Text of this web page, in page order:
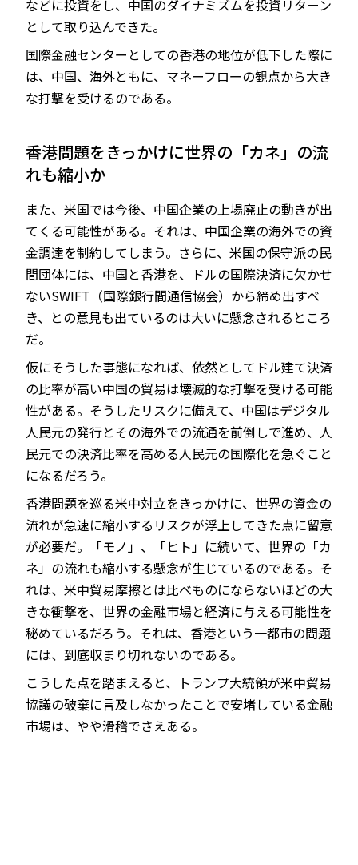
などに投資をし、中国のダイナミズムを投資リターン
として取り込んできた。
国際金融センターとしての香港の地位が低下した際に
は、中国、海外ともに、マネーフローの観点から大き
な打撃を受けるのである。
香港問題をきっかけに世界の「カネ」の流
れも縮小か
また、米国では今後、中国企業の上場廃止の動きが出
てくる可能性がある。それは、中国企業の海外での資
金調達を制約してしまう。さらに、米国の保守派の民
間団体には、中国と香港を、ドルの国際決済に欠かせ
ないSWIFT（国際銀行間通信協会）から締め出すべ
き、との意見も出ているのは大いに懸念されるところ
だ。
仮にそうした事態になれば、依然としてドル建て決済
の比率が高い中国の貿易は壊滅的な打撃を受ける可能
性がある。そうしたリスクに備えて、中国はデジタル
人民元の発行とその海外での流通を前倒しで進め、人
民元での決済比率を高める人民元の国際化を急ぐこと
になるだろう。
香港問題を巡る米中対立をきっかけに、世界の資金の
流れが急速に縮小するリスクが浮上してきた点に留意
が必要だ。「モノ」、「ヒト」に続いて、世界の「カ
ネ」の流れも縮小する懸念が生じているのである。そ
れは、米中貿易摩擦とは比べものにならないほどの大
きな衝撃を、世界の金融市場と経済に与える可能性を
秘めているだろう。それは、香港という一都市の問題
には、到底収まり切れないのである。
こうした点を踏まえると、トランプ大統領が米中貿易
協議の破棄に言及しなかったことで安堵している金融
市場は、やや滑稽でさえある。